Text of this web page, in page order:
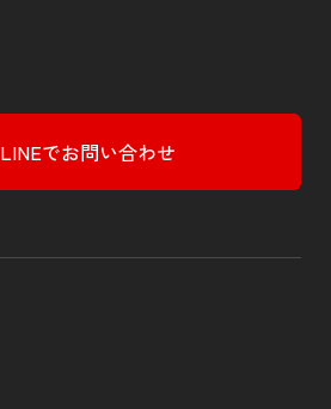
LINEでお問い合わせ